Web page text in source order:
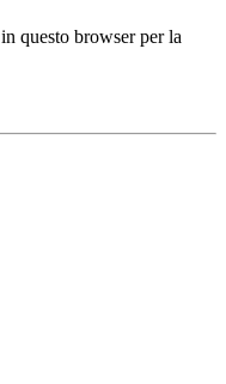
questo browser per la